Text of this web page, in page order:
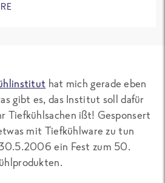
hat mich gerade eben
gibt es, das Institut soll dafür
Tiefkühlsachen ißt! Gesponsert
mit Tiefkühlware zu tun
ein Fest zum 50.